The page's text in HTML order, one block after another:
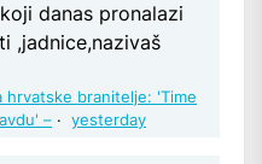
danas pronalazi
,jadnice,nazivaš
hrvatske branitelje: 'Time
– · yesterday